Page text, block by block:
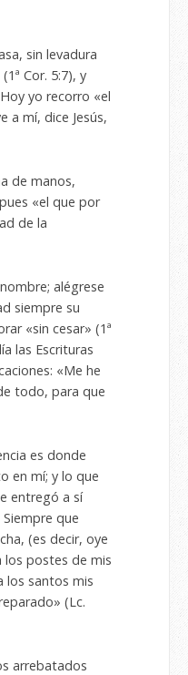
sin levadura
Cor. 5:7), y
yo recorro «el
a mí, dice Jesús,
de manos,
«el que por
de la
alégrese
siempre su
«sin cesar» (1ª
las Escrituras
«Me he
todo, para que
es donde
en mí; y lo que
entregó a sí
que
(es decir, oye
los postes de mis
los santos mis
(Lc.
arrebatados